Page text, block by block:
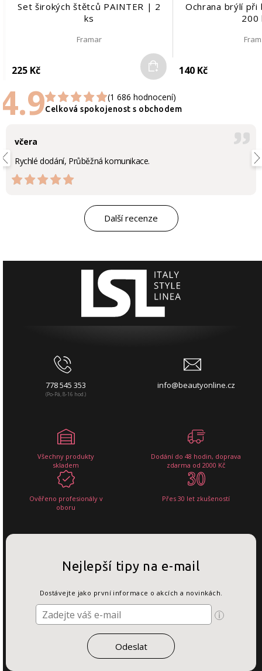
Set širokých štětců PAINTER | 2
ks
Framar
225 Kč Do košíku
Ochrana brýlí
200
140 Kč
4.9 (1 686 hodnocení)
Celková spokojenost s obchodem
včera
Rychlé dodání, Průběžná komunikace.
Další recenze
778 545 353
(Po-Pá, 8-16 hod.)
info@beautyonline.cz
Všechny produkty
skladem
Dodání do 48 hodin, doprava
zdarma od 2000 Kč
Ověřeno profesionály v
oboru
Přes 30 let zkušeností
Nejlepší tipy na e-mail
Dostávejte jako první informace o akcích a novinkách.